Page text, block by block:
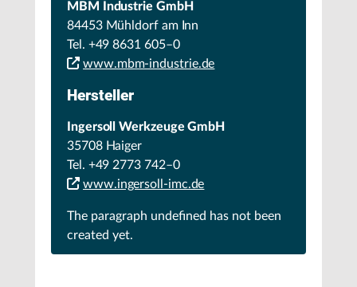
MBM Industrie GmbH
84453 Mühldorf am Inn
Tel. +49 8631 605–0
www.mbm-industrie.de
Hersteller
Ingersoll Werkzeuge GmbH
35708 Haiger
Tel. +49 2773 742–0
www.ingersoll-imc.de
The paragraph undefined has not been
created yet.